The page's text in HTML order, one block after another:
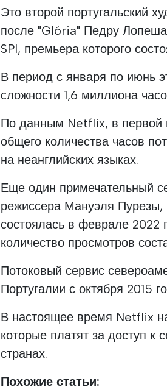
Это второй португальский
после "Glória" Педру
SPI, премьера которого
В период с января по июнь
сложности 1,6 миллиона
По данным Netflix, в первой
общего количества часов
на неанглийских языках.
Еще один примечательный
режиссера Мануэля Пурезы,
состоялась в феврале 2022
количество просмотров
Потоковый сервис
Португалии с октября 2015
В настоящее время Netflix
которые платят за доступ к
странах.
Похожие статьи: